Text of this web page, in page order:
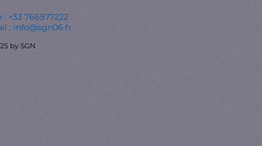
სკოლის
დაუდო სათავე
​+33 766977222
: info@sgn06.fr
by SGN